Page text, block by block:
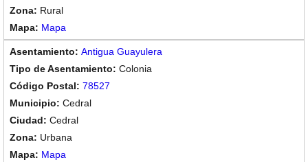
Rural
Mapa
Antigua Guayulera
Colonia
78527
Cedral
Cedral
Urbana
Mapa